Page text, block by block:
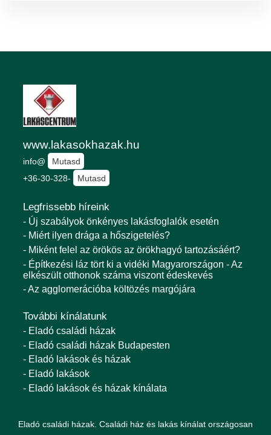
www.lakasokhazak.hu
info@
Mutasd
+36-30-328-
Mutasd
Legfrissebb híreink
- Új szabályok önkényes lakásfoglalók esetén
- Miért ilyen drága a hőszigetelés?
- Miként felel az örökös az örökhagyó tartozásáért?
- Építkezési láz tört ki a vidéki Magyarországon - Az
elkészült otthonok száma viszont édeskevés
- Az agglomerációba költözés margójára
További kínálatunk
- Eladó családi házak
- Eladó családi házak Budapesten
- Eladó lakások és házak
- Eladó lakások
- Eladó lakások és házak kínálata
Eladó családi házak. Családi ház és lakás kínálat országosan